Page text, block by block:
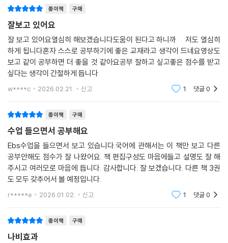
종이책 구매
잘보고 있어요
잘 보고 있어요열심히 해보겠습니다도움이 된다고 하니까 저도 열심히
하게 됩니다혼자 스스로 공부하기에 좋은 교재라고 생각이 드네요영상도
보고 같이 공부하면 더 좋을 것 같아요공부 잘하고 싶고좋은 점수를 받고
싶다는 생각이 간절하게 듭니다
w****c 2026.02.21. 신고 1 댓글0
종이책 구매
수업 들으면서 공부해요
Ebs수업을 들으면서 보고 있습니다.국어에 관해서는 이 책만 보고 다른
공부안해도 점수가 잘 나왔어요. 책 편집구성도 마음에들고 설명도 잘 해
주시고 여러모로 마음에 듭니다. 감사합니다. 잘 보겠습니다. 다른 책 3권
도 모두 갖추어서 볼 예정입니다.
r*****e 2026.01.02. 신고 1 댓글0
종이책 구매
나비효과